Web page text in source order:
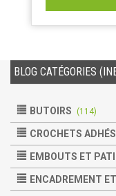
BLOG CATÉGORIES
BUTOIRS (114)
CROCHETS
EMBOUTS ET
ENCADREMENT